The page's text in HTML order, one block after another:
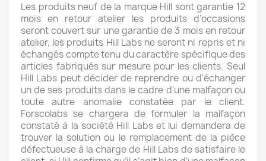
Les produits neuf de la marque Hill sont garantie 12
mois en retour atelier les produits d’occasions
seront couvert sur une garantie de 3 mois en retour
atelier, les produits Hill Labs ne seront ni repris et ni
échangés compte tenu du caractère spécifique des
articles fabriqués sur mesure pour les clients. Seul
Hill Labs peut décider de reprendre ou d'échanger
un de ses produits dans le cadre d'une malfaçon ou
toute autre anomalie constatée par le client.
Forscolabs se chargera de formuler la malfaçon
constaté à la société Hill Labs et lui demandera de
trouver la solution ou le remplacement de la pièce
défectueuse à la charge de Hill Labs de satisfaire le